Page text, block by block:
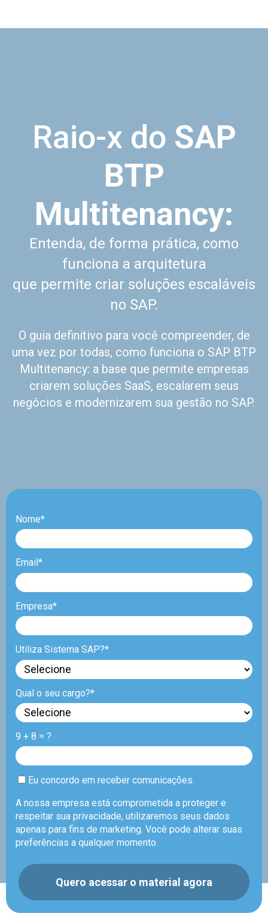
Raio-x do SAP
BTP
Multitenancy:
Entenda, de forma prática, como
funciona a arquitetura
que permite criar soluções escaláveis
no SAP.
O guia definitivo para você compreender, de
uma vez por todas, como funciona o SAP BTP
Multitenancy: a base que permite empresas
criarem soluções SaaS, escalarem seus
negócios e modernizarem sua gestão no SAP.
Nome*
Email*
Empresa*
Utiliza Sistema SAP?*
Qual o seu cargo?*
9 + 8 = ?
Eu concordo em receber comunicações.
A nossa empresa está comprometida a proteger e
respeitar sua privacidade, utilizaremos seus dados
apenas para fins de marketing. Você pode alterar suas
preferências a qualquer momento.
Quero acessar o material agora